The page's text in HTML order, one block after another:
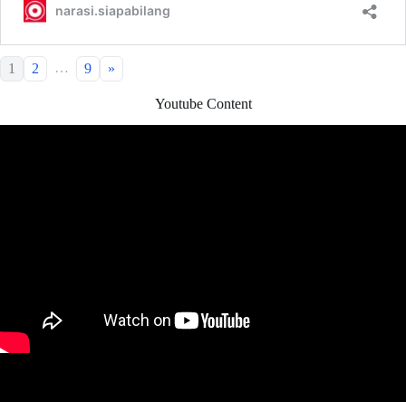
1 2 … 9 »
Youtube Content